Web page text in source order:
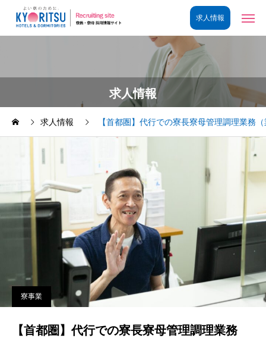
求人情報
求人情報 【首都圏】代行での寮長寮母管理調理業務
寮事業
【首都圏】代行での寮長寮母管理調理業務